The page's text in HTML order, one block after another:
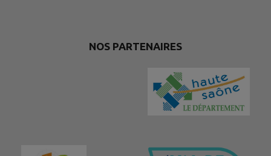
NOS PARTENAIRES